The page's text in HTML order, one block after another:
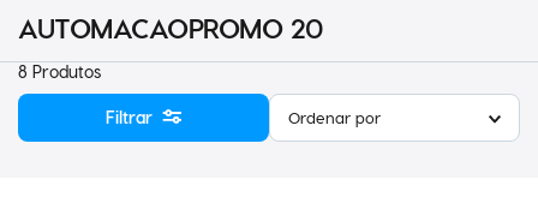
AUTOMACAOPROMO 20
8 Produtos
Filtrar Ordenar por